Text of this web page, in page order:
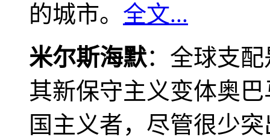
的城市。 全文...
米尔斯海默：全球支
其新保守主义变体奥
国主义者，尽管很少